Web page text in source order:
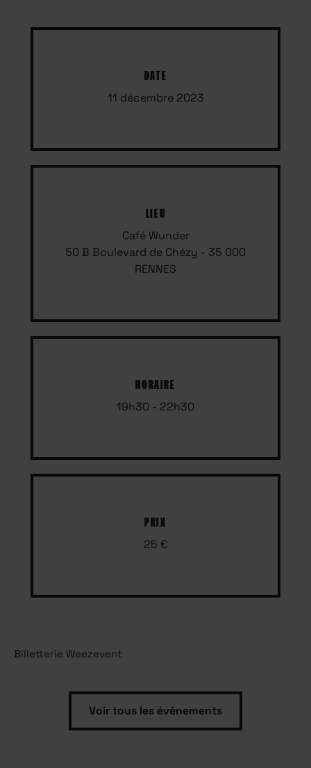
DATE
11 décembre 2023
LIEU
Café Wunder
50 B Boulevard de Chézy - 35 000
RENNES
HORAIRE
19h30 - 22h30
PRIX
25 €
Billetterie Weezevent
Voir tous les événements